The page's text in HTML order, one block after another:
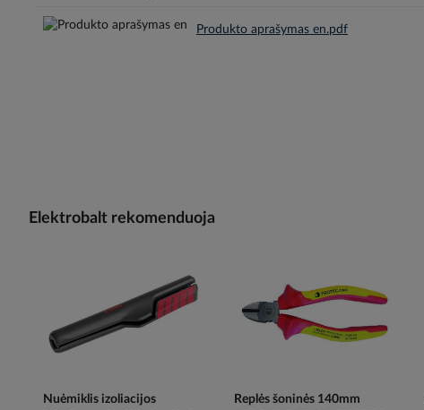
Produkto aprašymas en.pdf
Elektrobalt rekomenduoja
Nuėmiklis izoliacijos
Replės šoninės 140mm